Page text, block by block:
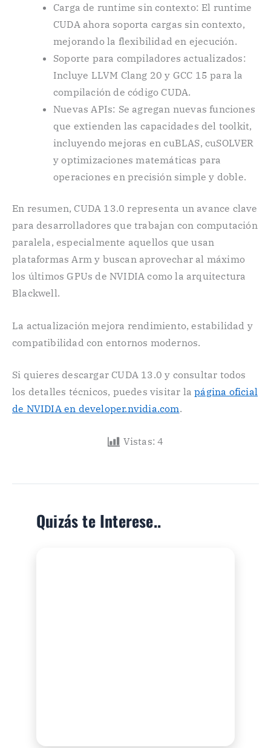
Carga de runtime sin contexto: El runtime
CUDA ahora soporta cargas sin contexto,
mejorando la flexibilidad en ejecución.
Soporte para compiladores actualizados:
Incluye LLVM Clang 20 y GCC 15 para la
compilación de código CUDA.
Nuevas APIs: Se agregan nuevas funciones
que extienden las capacidades del toolkit,
incluyendo mejoras en cuBLAS, cuSOLVER
y optimizaciones matemáticas para
operaciones en precisión simple y doble.
En resumen, CUDA 13.0 representa un avance clave
para desarrolladores que trabajan con computación
paralela, especialmente aquellos que usan
plataformas Arm y buscan aprovechar al máximo
los últimos GPUs de NVIDIA como la arquitectura
Blackwell.
La actualización mejora rendimiento, estabilidad y
compatibilidad con entornos modernos.
Si quieres descargar CUDA 13.0 y consultar todos
los detalles técnicos, puedes visitar lapágina oficial
de NVIDIA en developer.nvidia.com.
Vistas: 4
Quizás te Interese..